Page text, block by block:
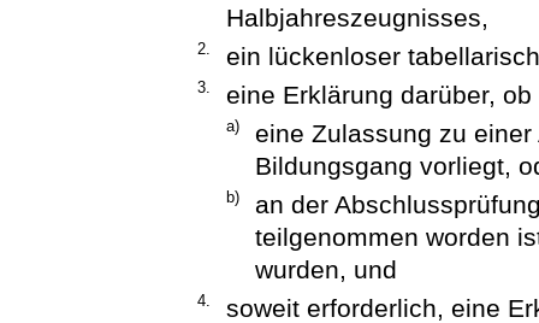
Halbjahreszeugnisses,
2. ein lückenloser
3. eine Erklärung darüber, ob
a)
eine Zulassung zu
Bildungsgang vorliegt,
b)
an der
teilgenommen worden
wurden, und
4.
soweit erforderlich, eine